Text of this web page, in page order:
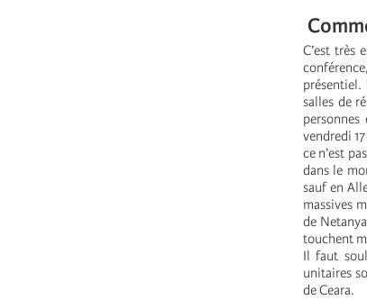
C’est très
salles de
vendredi
ce n’est
dans le
sauf en
massives
de
touchent
Il faut
unitaires
de Ceara.